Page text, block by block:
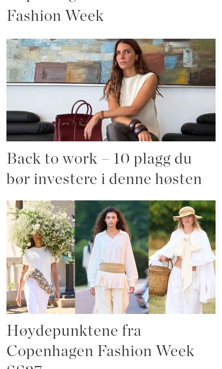
Fashion Week
Back to work – 10 plagg du
bør investere i denne høsten
Høydepunktene fra
Copenhagen Fashion Week